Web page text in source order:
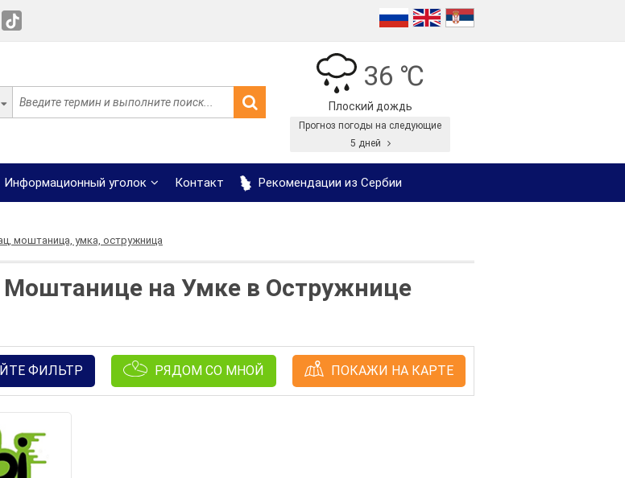
36 ℃
Плоский дождь
Прогноз погоды на следующие
5 дней
Информационный уголок Контакт Рекомендации из Сербии
моштаница, умка, остружница
Моштанице на Умке в Остружнице
ФИЛЬТР РЯДОМ СО МНОЙ ПОКАЖИ НА КАРТЕ